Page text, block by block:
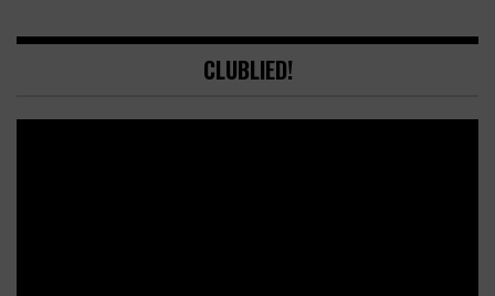
CLUBLIED!